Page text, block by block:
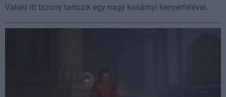
Valaki itt bizony tartozik egy nagy kosárnyi kenyérfélével.